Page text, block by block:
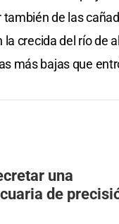
de las
crecida del río de
más bajas que
una
de